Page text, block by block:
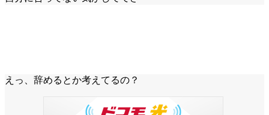
えっ、辞めるとか考えてるの？